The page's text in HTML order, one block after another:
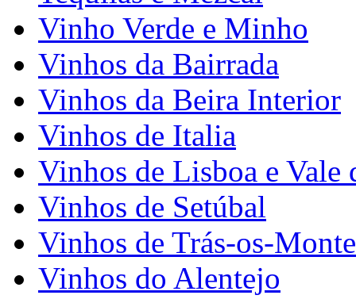
Vinho Verde e Minho
Vinhos da Bairrada
Vinhos da Beira Interior
Vinhos de Italia
Vinhos de Lisboa e Vale
Vinhos de Setúbal
Vinhos de Trás-os-
Vinhos do Alentejo